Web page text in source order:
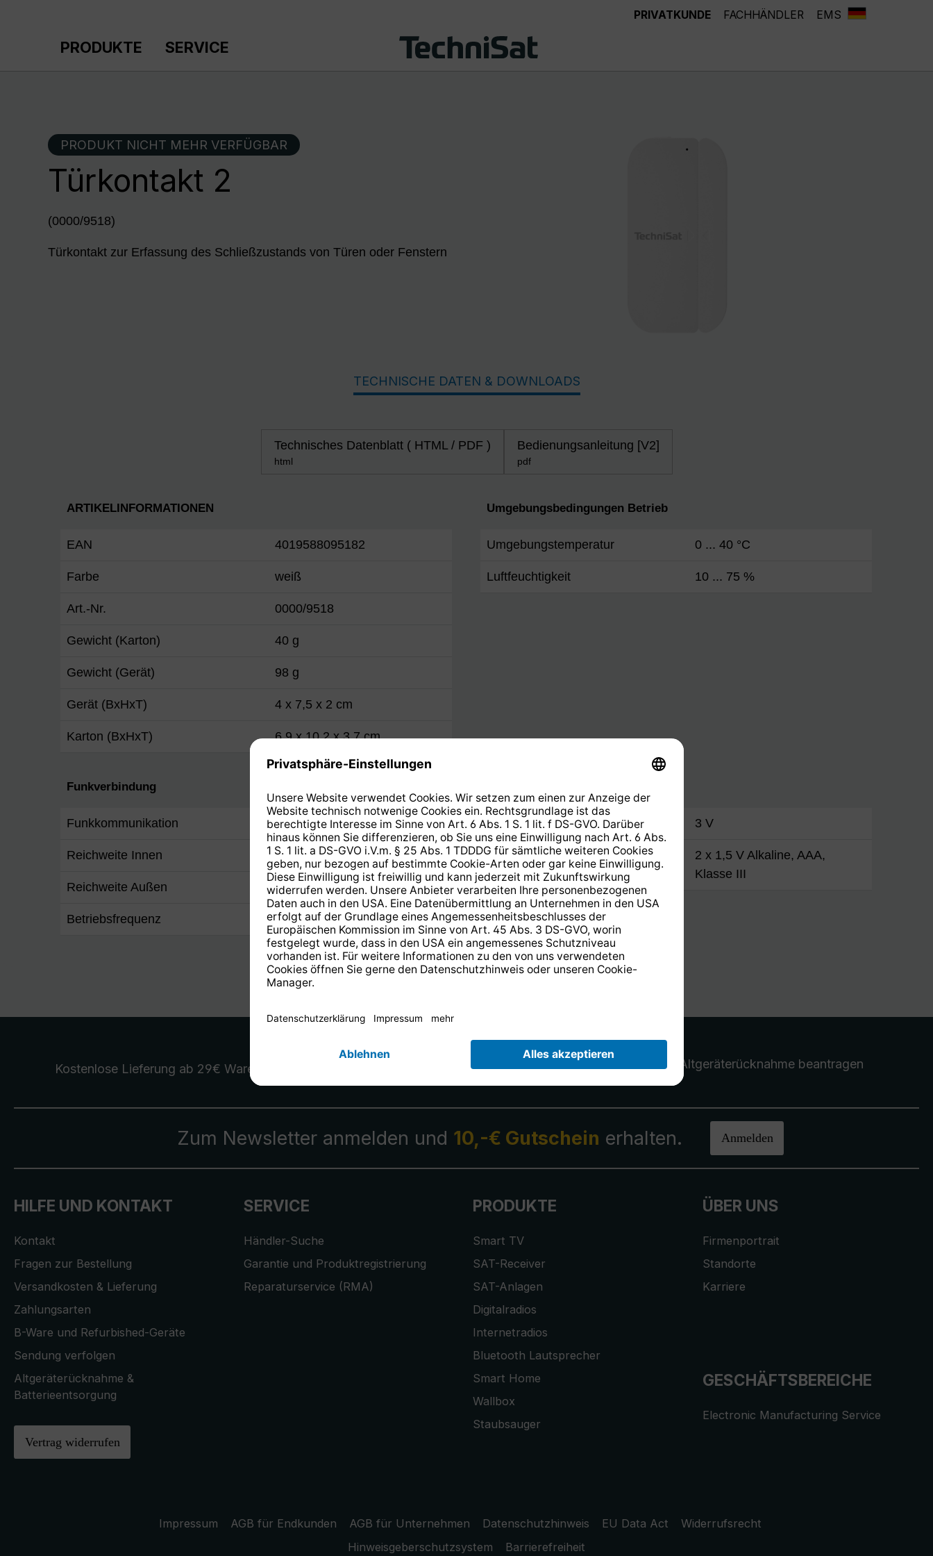
PRIVATKUNDE FACHHÄNDLER EMS
PRODUKTE SERVICE
PRODUKT NICHT MEHR VERFÜGBAR
Türkontakt 2
(0000/9518)
Türkontakt zur Erfassung des Schließzustands von Türen oder Fenstern
TECHNISCHE DATEN & DOWNLOADS
Technisches Datenblatt ( HTML / PDF )
html
Bedienungsanleitung [V2]
pdf
ARTIKELINFORMATIONEN
EAN 4019588095182
Farbe weiß
Art.-Nr. 0000/9518
Gewicht (Karton) 40 g
Gewicht (Gerät) 98 g
Gerät (BxHxT) 4 x 7,5 x 2 cm
Karton (BxHxT) 6,9 x 10,2 x 3,7 cm
Umgebungsbedingungen Betrieb
Umgebungstemperatur 0 ... 40 °C
Luftfeuchtigkeit 10 ... 75 %
Funkverbindung
Funkkommunikation Z-Wave Plus
Reichweite Innen max. 40 m
Reichweite Außen max. 100 m
Betriebsfrequenz 868,42 MHz
Nennspannung 3 V
Batterietyp
2 x 1,5 V Alkaline, AAA,
Klasse III
Kostenlose Lieferung ab 29€ Warenwert 14 Tage kostenloseRücksendung. Altgeräterücknahme beantragen
Zum Newsletter anmelden und 10,-€ Gutschein erhalten. Anmelden
HILFE UND KONTAKT
Kontakt
Fragen zur Bestellung
Versandkosten & Lieferung
Zahlungsarten
B-Ware und Refurbished-Geräte
Sendung verfolgen
Altgeräterücknahme &
Batterieentsorgung
Vertrag widerrufen
SERVICE
Händler-Suche
Garantie und Produktregistrierung
Reparaturservice (RMA)
PRODUKTE
Smart TV
SAT-Receiver
SAT-Anlagen
Digitalradios
Internetradios
Bluetooth Lautsprecher
Smart Home
Wallbox
Staubsauger
ÜBER UNS
Firmenportrait
Standorte
Karriere
GESCHÄFTSBEREICHE
Electronic Manufacturing Service
Impressum AGB für Endkunden AGB für Unternehmen Datenschutzhinweis EU Data Act
Widerrufsrecht
Hinweisgeberschutzsystem
Barrierefreiheit